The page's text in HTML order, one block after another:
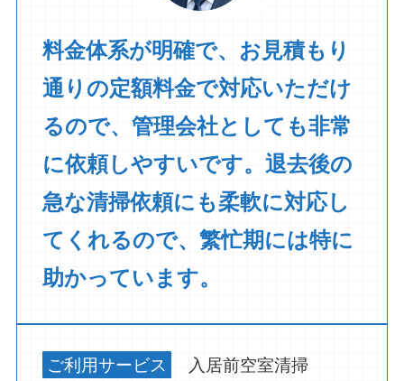
料金体系が明確で、お見積もり
通りの定額料金で対応いただけ
るので、管理会社としても非常
に依頼しやすいです。退去後の
急な清掃依頼にも柔軟に対応し
てくれるので、繁忙期には特に
助かっています。
ご利用サービス 入居前空室清掃